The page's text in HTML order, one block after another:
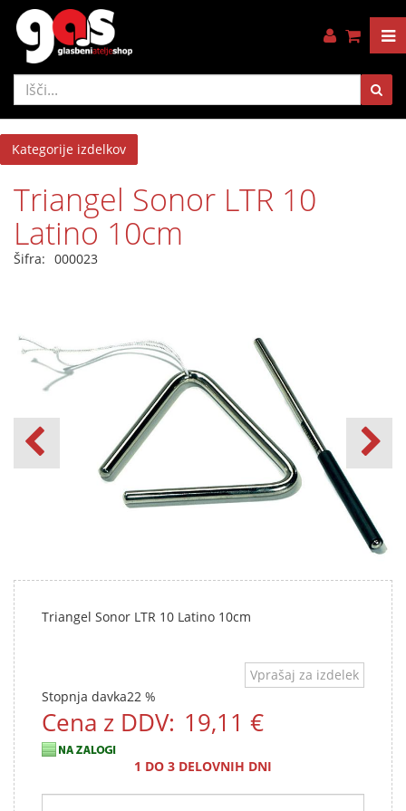
Kategorije izdelkov
Triangel Sonor LTR 10
Latino 10cm
Šifra: 000023
Triangel Sonor LTR 10 Latino 10cm
Vprašaj za izdelek
Stopnja davka22 %
Cena z DDV: 19,11 €
1 DO 3 DELOVNIH DNI